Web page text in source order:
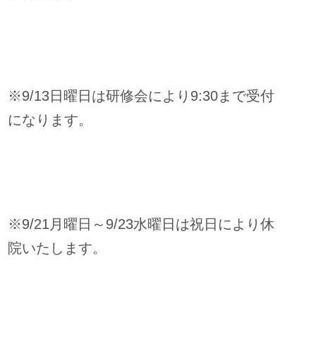
※9/13日曜日は研修会により9:30まで受付
になります。
※9/21月曜日～9/23水曜日は祝日により休
院いたします。